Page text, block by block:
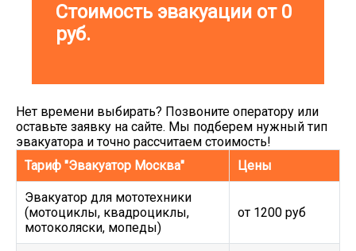
Стоимость эвакуации от 0
руб.
Нет времени выбирать? Позвоните оператору или
оставьте заявку на сайте. Мы подберем нужный тип
эвакуатора и точно рассчитаем стоимость!
Тариф "Эвакуатор Москва"
Цены
Эвакуатор для мототехники
(мотоциклы, квадроциклы,
мотоколяски, мопеды)
от 1200 руб